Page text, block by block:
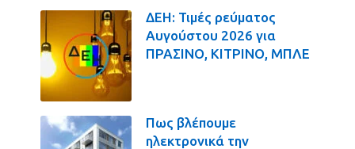
ΔΕΗ: Τιμές ρεύματος
Αυγούστου 2026 για
ΠΡΑΣΙΝΟ, ΚΙΤΡΙΝΟ, ΜΠΛΕ
Πως βλέπουμε
ηλεκτρονικά την